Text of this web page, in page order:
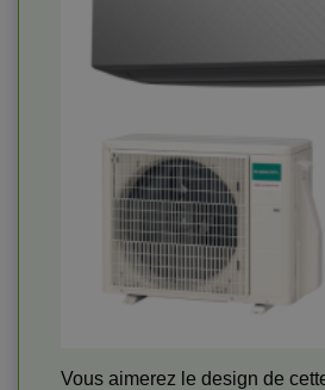
Vous aimerez le design de